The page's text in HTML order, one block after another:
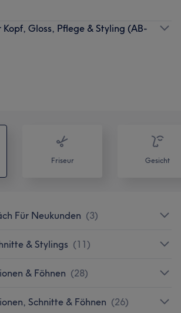
Gloss, Pflege & Styling (AB-
Friseur Gesicht
Für Neukunden (3)
& Stylings (11)
& Föhnen (28)
Schnitte & Föhnen (26)